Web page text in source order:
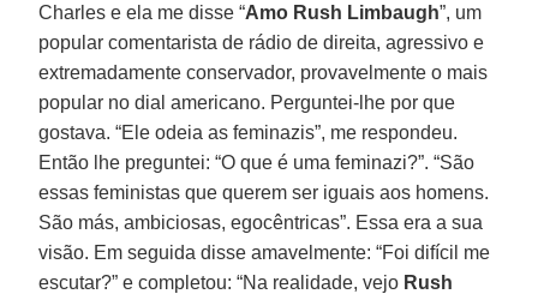
Charles e ela me disse “Amo Rush Limbaugh”, um
popular comentarista de rádio de direita, agressivo e
extremadamente conservador, provavelmente o mais
popular no dial americano. Perguntei-lhe por que
gostava. “Ele odeia as feminazis”, me respondeu.
Então lhe preguntei: “O que é uma feminazi?”. “São
essas feministas que querem ser iguais aos homens.
São más, ambiciosas, egocêntricas”. Essa era a sua
visão. Em seguida disse amavelmente: “Foi difícil me
escutar?” e completou: “Na realidade, vejo Rush